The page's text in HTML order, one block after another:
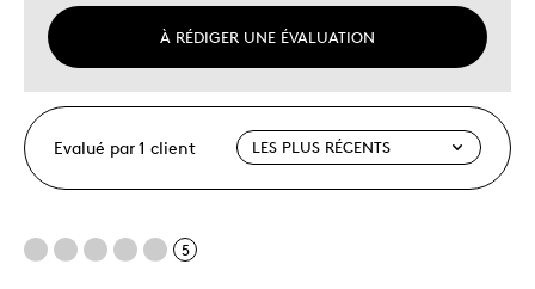
À RÉDIGER UNE ÉVALUATION
Evalué par 1 client
5